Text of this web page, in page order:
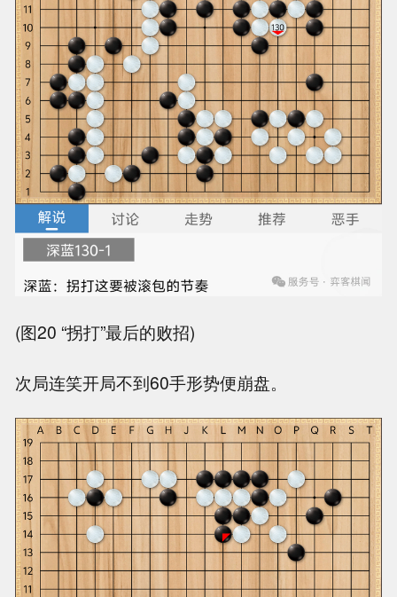
(图20 “拐打”最后的败招)
次局连笑开局不到60手形势便崩盘。